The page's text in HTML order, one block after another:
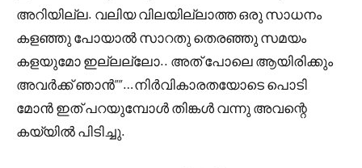
അറിയില്ല. വലിയ വിലയില്ലാത്ത ഒരു സാധനം
കളഞ്ഞു പോയാൽ സാറതു തെരഞ്ഞു സമയം
കളയുമോ ഇല്ലല്ലോ.. അത് പോലെ ആയിരിക്കും
അവർക്ക് ഞാൻ””…നിർവികാരതയോടെ പൊടി
മോൻ ഇത് പറയുമ്പോൾ തിങ്കൾ വന്നു അവന്റെ
കയ്യിൽ പിടിച്ചു.